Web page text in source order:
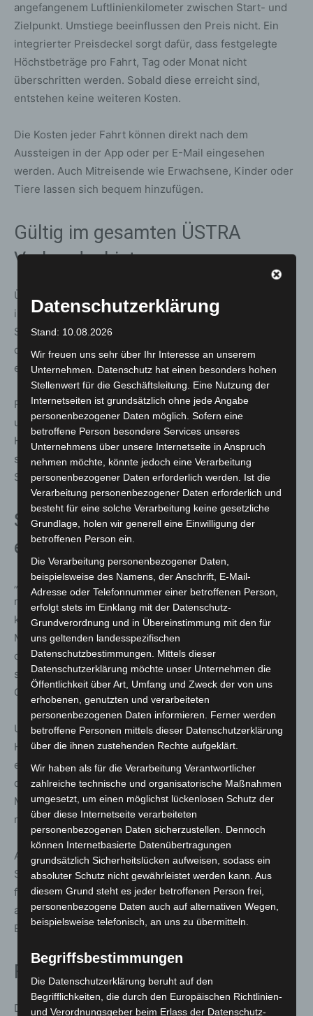
angefangenem Luftlinienkilometer zwischen Start- und
Zielpunkt. Umstiege beeinflussen den Preis nicht. Ein
integrierter Preisdeckel sorgt dafür, dass festgelegte
Höchstbeträge pro Fahrt, Tag oder Monat nicht
überschritten werden. Sobald diese erreicht sind,
entstehen keine weiteren Kosten.
Die Kosten jeder Fahrt können direkt nach dem
Aussteigen in der App oder per E-Mail eingesehen
werden. Auch Mitreisende wie Erwachsene, Kinder oder
Tiere lassen sich bequem hinzufügen.
Gültig im gesamten ÜSTRA
Verbundgebiet
ÜSTRA easy gilt für alle Busse, Bahnen und Stadtbahnen
im ÜSTRA Verbundgebiet sowie für das On-Demand-
System sprinti. Damit ist ÜSTRA easy deutschlandweit
das erste Check-in/Be-out-System mit Luftlinientarif, das
einen On-Demand-Verkehr integriert.
Für eine präzise Abrechnung müssen Standortfreigabe
und Bluetooth dauerhaft aktiviert sein. An unterirdischen
Haltestellen sowie in sprinti-Fahrzeugen kommen
sogenannte Beacons zum Einsatz, die ein konstantes
Standort-Signal an die Smartphones senden.
Stimmen zum Start von ÜSTRA
easy
„Mit ÜSTRA easy als neuem Check-in/Be-out-System
möchten wir insbesondere Gelegenheitsfahrgästen, die
kein Deutschlandticket benötigen, eine einfache
Möglichkeit bieten, Busse und Bahnen zu nutzen – ganz
ohne die Beschäftigung mit Preisstufen oder Tarifzonen“,
sagt Katharina Emde-Lachmund, Geschäftsführerin des
Großraum-Verkehr Hannover.
Ulf-Birger Franz, Verkehrsdezernent der Region
Hannover, ergänzt: „Mit dem neuen ÜSTRA-easy-Tarif
erweitern wir das Ticket-Portfolio für die Menschen in
der Region Hannover. Es richtet sich ganz gezielt an die
Menschen, die unkompliziert von A nach B kommen
möchten.“
Auch die ÜSTRA selbst sieht in der App einen wichtigen
Schritt: „Wir setzen mit ÜSTRA easy ein klares Zeichen
für einen zukunftsfähigen, digitalen Nahverkehr, der sich
an den Bedürfnissen der Menschen orientiert“, erklärt
Elke Maria van Zadel, Vorstandsvorsitzende der ÜSTRA.
Förderung und Ausblick
Das Projekt wird durch die Europäische Union im
Datenschutzerklärung
Stand: 10.08.2026
Wir freuen uns sehr über Ihr Interesse an unserem
Unternehmen. Datenschutz hat einen besonders hohen
Stellenwert für die Geschäftsleitung. Eine Nutzung der
Internetseiten ist grundsätzlich ohne jede Angabe
personenbezogener Daten möglich. Sofern eine
betroffene Person besondere Services unseres
Unternehmens über unsere Internetseite in Anspruch
nehmen möchte, könnte jedoch eine Verarbeitung
personenbezogener Daten erforderlich werden. Ist die
Verarbeitung personenbezogener Daten erforderlich und
besteht für eine solche Verarbeitung keine gesetzliche
Grundlage, holen wir generell eine Einwilligung der
betroffenen Person ein.
Die Verarbeitung personenbezogener Daten,
beispielsweise des Namens, der Anschrift, E-Mail-
Adresse oder Telefonnummer einer betroffenen Person,
erfolgt stets im Einklang mit der Datenschutz-
Grundverordnung und in Übereinstimmung mit den für
uns geltenden landesspezifischen
Datenschutzbestimmungen. Mittels dieser
Datenschutzerklärung möchte unser Unternehmen die
Öffentlichkeit über Art, Umfang und Zweck der von uns
erhobenen, genutzten und verarbeiteten
personenbezogenen Daten informieren. Ferner werden
betroffene Personen mittels dieser Datenschutzerklärung
über die ihnen zustehenden Rechte aufgeklärt.
Wir haben als für die Verarbeitung Verantwortlicher
zahlreiche technische und organisatorische Maßnahmen
umgesetzt, um einen möglichst lückenlosen Schutz der
über diese Internetseite verarbeiteten
personenbezogenen Daten sicherzustellen. Dennoch
können Internetbasierte Datenübertragungen
grundsätzlich Sicherheitslücken aufweisen, sodass ein
absoluter Schutz nicht gewährleistet werden kann. Aus
diesem Grund steht es jeder betroffenen Person frei,
personenbezogene Daten auch auf alternativen Wegen,
beispielsweise telefonisch, an uns zu übermitteln.
Begriffsbestimmungen
Die Datenschutzerklärung beruht auf den
Begrifflichkeiten, die durch den Europäischen Richtlinien-
und Verordnungsgeber beim Erlass der Datenschutz-